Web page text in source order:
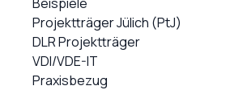
Projektträger Jülich (PtJ)
DLR Projektträger
VDI/VDE-IT
Praxisbezug